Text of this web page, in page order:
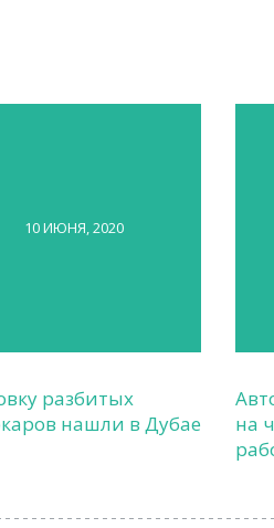
10 ИЮНЯ, 2020
разбитых
нашли в Дубае
на